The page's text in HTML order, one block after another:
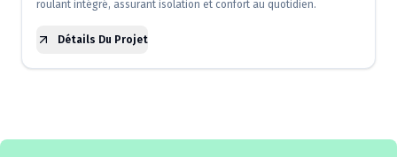
roulant intégré, assurant isolation et confort au quotidien.
Détails Du Projet